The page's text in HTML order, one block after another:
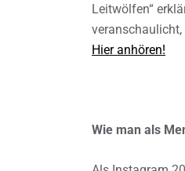
Leitwölfen“
Hier anhören!
Wie man als